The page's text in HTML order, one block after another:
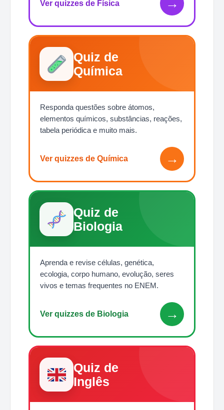
Ver quizzes de Física →
Quiz de
Química
Responda questões sobre átomos,
elementos químicos, substâncias, reações,
tabela periódica e muito mais.
Ver quizzes de Química →
Quiz de
Biologia
Aprenda e revise células, genética,
ecologia, corpo humano, evolução, seres
vivos e temas frequentes no ENEM.
Ver quizzes de Biologia →
Quiz de
Inglês